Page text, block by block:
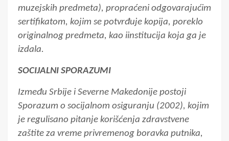
muzejskih predmeta), propraćeni odgovarajućim
sertifikatom, kojim se potvrđuje kopija, poreklo
originalnog predmeta, kao iinstitucija koja ga je
izdala.
SOCIJALNI SPORAZUMI
Između Srbije i Severne Makedonije postoji
Sporazum o socijalnom osiguranju (2002), kojim
je regulisano pitanje korišćenja zdravstvene
zaštite za vreme privremenog boravka putnika,